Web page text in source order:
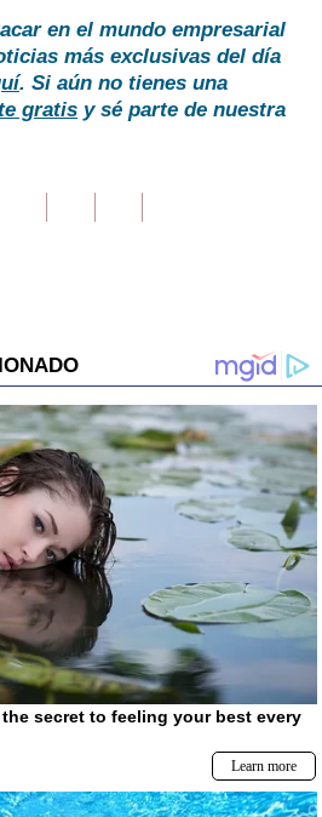
en el mundo empresarial
más exclusivas del día
. Si aún no tienes una
gratis y sé parte de nuestra